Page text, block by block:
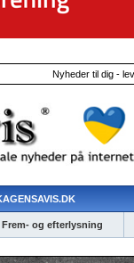
Nyheder til dig -
Frem- og efterlysning